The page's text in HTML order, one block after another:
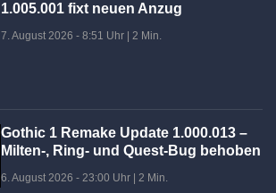
1.005.001 fixt neuen Anzug
7. August 2026 - 8:51 Uhr |2 Min.
Gothic 1 Remake Update 1.000.013 –
Milten-, Ring- und Quest-Bug behoben
6. August 2026 - 23:00 Uhr |2 Min.